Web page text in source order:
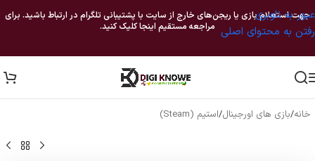
عبور به ناوبری
رفتن به محتوای اصلی
جهت استعلام بازی یا ریجن‌های خارج از سایت با پشتیبانی تلگرام در ارتباط باشید. برای
مراجعه مستقیم اینجا کلیک کنید.
خانه/بازی های اورجینال/استیم (Steam)